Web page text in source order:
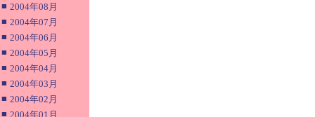
■ 2004年08月
■ 2004年07月
■ 2004年06月
■ 2004年05月
■ 2004年04月
■ 2004年03月
■ 2004年02月
■ 2004年01月